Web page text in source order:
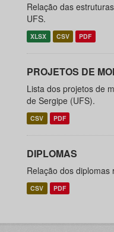
Relação das
UFS.
XLSX CSV PDF
PROJETOS DE
Lista dos projetos de
de Sergipe (UFS).
CSV PDF
DIPLOMAS
Relação dos diplomas
CSV PDF